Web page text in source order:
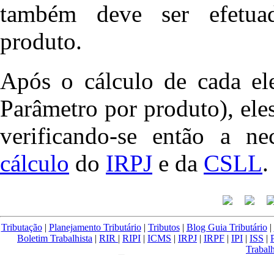
também deve ser
produto.
Após o cálculo de cada
Parâmetro por produto),
verificando-se então a
cálculo do IRPJ e da CSLL.
Tributação| Planejamento Tributário| Tributos| Blog Guia Tributário|
Boletim Trabalhista | RIR | RIPI | ICMS | IRPJ | IRPF | IPI | ISS |